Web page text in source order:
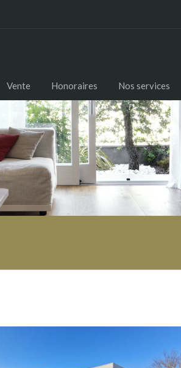
Vente Honoraires Nos services